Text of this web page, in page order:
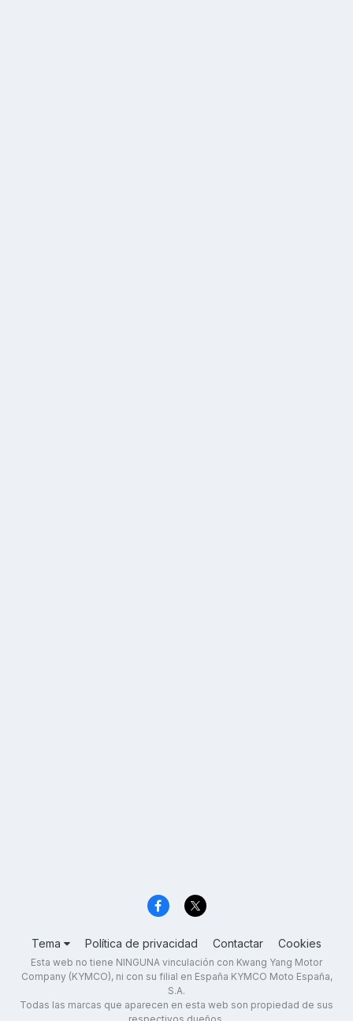
Tema Política de privacidad Contactar Cookies
Esta web no tiene NINGUNA vinculación con Kwang Yang Motor
Company (KYMCO), ni con su filial en España KYMCO Moto España,
S.A.
Todas las marcas que aparecen en esta web son propiedad de sus